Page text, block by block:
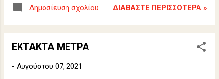
Δημοσίευση σχολίου ΔΙΑΒΆΣΤΕ ΠΕΡΙΣΣΌΤΕΡΑ »
ΕΚΤΑΚΤΑ ΜΕΤΡΑ
- Αυγούστου 07, 2021